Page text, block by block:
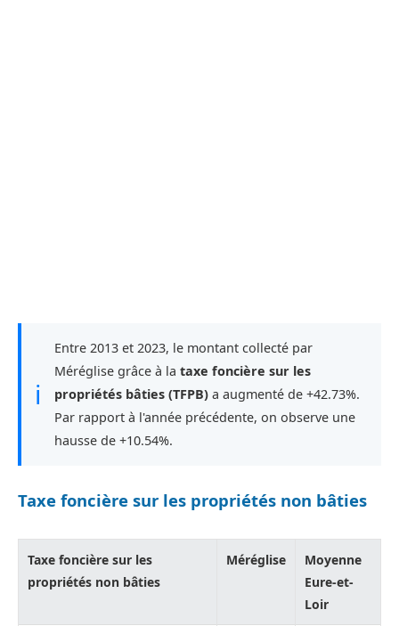
ℹ
Entre 2013 et 2023, le montant collecté par
Méréglise grâce à la taxe foncière sur les
propriétés bâties (TFPB) a augmenté de +42.73%.
Par rapport à l'année précédente, on observe une
hausse de +10.54%.
Taxe foncière sur les propriétés non bâties
Taxe foncière sur les
propriétés non bâties
Méréglise
Moyenne
Eure-et-
Loir